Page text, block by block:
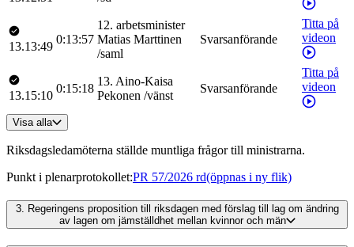
13.13:49
0:13:57
12. arbetsminister
Matias Marttinen
/saml
Svarsanförande
Titta på
videon
13.15:10
0:15:18
13. Aino-Kaisa
Pekonen /vänst
Svarsanförande
Titta på
videon
Visa alla
Riksdagsledamöterna ställde muntliga frågor till ministrarna.
Punkt i plenarprotokollet:PR 57/2026 rd(öppnas i ny flik)
3. Regeringens proposition till riksdagen med förslag till lag om ändring
av lagen om jämställdhet mellan kvinnor och män